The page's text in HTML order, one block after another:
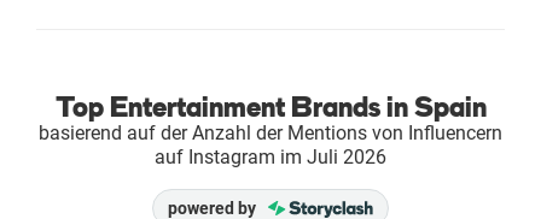
Success Stories
Top Entertainment Brands in Spain
basierend auf der Anzahl der Mentions von Influencern
auf Instagram im Juli 2026
powered by